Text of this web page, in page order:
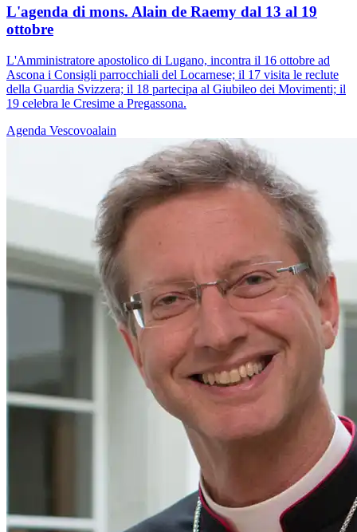
L'agenda di mons. Alain de Raemy dal 13 al 19
ottobre
L'Amministratore apostolico di Lugano, incontra il 16 ottobre ad
Ascona i Consigli parrocchiali del Locarnese; il 17 visita le reclute
della Guardia Svizzera; il 18 partecipa al Giubileo dei Movimenti; il
19 celebra le Cresime a Pregassona.
Agenda Vescovoalain